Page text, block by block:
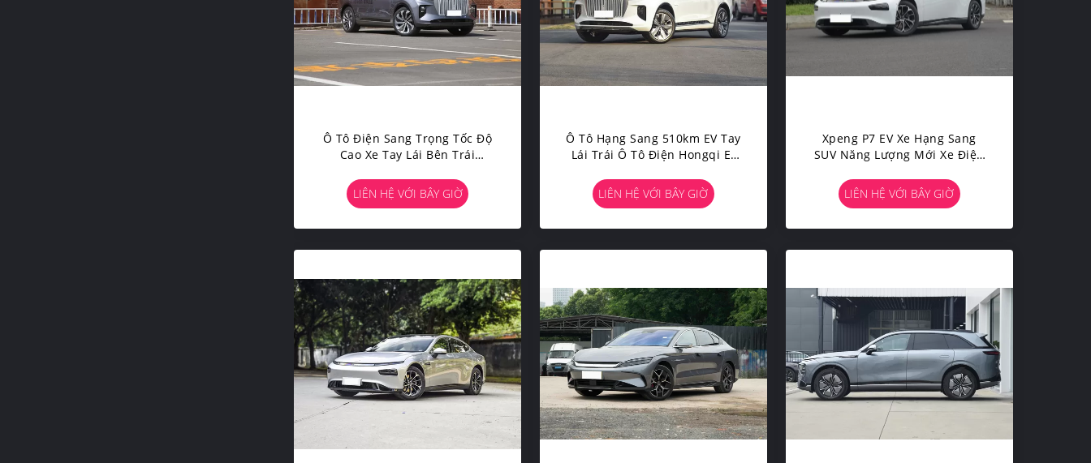
Ô Tô Điện Sang Trọng Tốc Độ
Cao Xe Tay Lái Bên Trái
LIÊN HỆ VỚI BÂY GIỜ
Ô Tô Hạng Sang 510km EV Tay
Lái Trái Ô ​​tô Điện Hongqi E-
LIÊN HỆ VỚI BÂY GIỜ
Xpeng P7 EV Xe Hạng Sang
SUV Năng Lượng Mới Xe Điện
LIÊN HỆ VỚI BÂY GIỜ